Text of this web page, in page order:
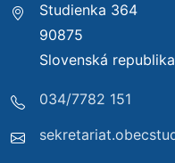
Studienka 364
90875
Slovenská republika
034/7782 151